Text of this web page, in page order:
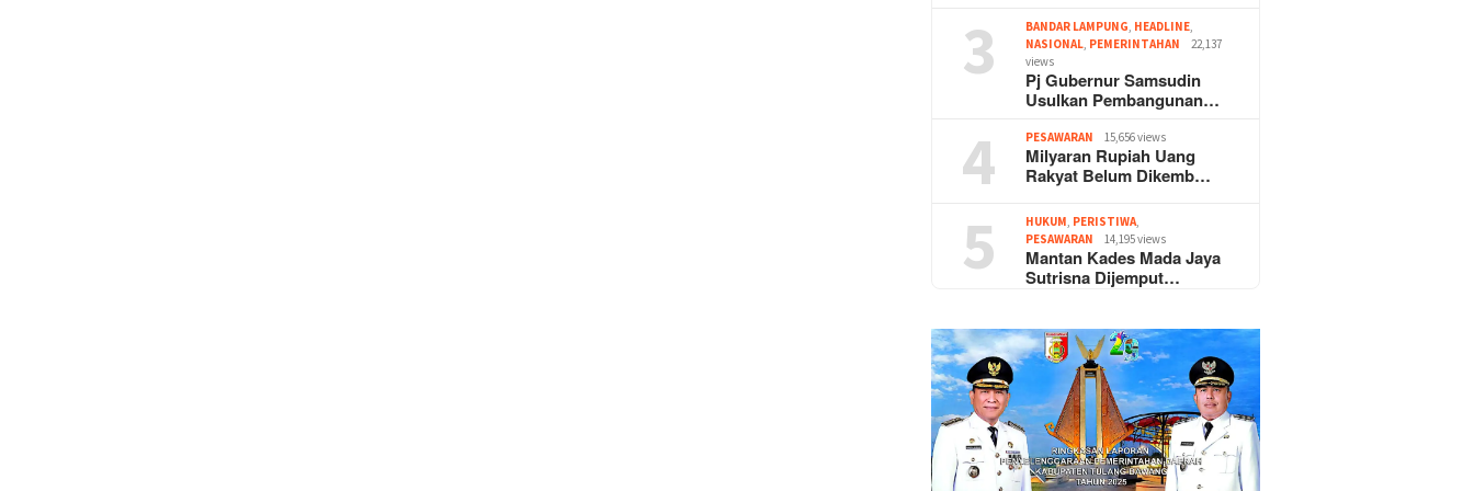
3 BANDAR LAMPUNG HEADLINE
NASIONAL PEMERINTAHAN
22,137
views
Pj Gubernur Samsudin
Usulkan Pembangunan…
4 PESAWARAN 15,656 views
Milyaran Rupiah Uang
Rakyat Belum Dikemb…
5 HUKUM PERISTIWA
PESAWARAN
14,195 views
Mantan Kades Mada Jaya
Sutrisna Dijemput…